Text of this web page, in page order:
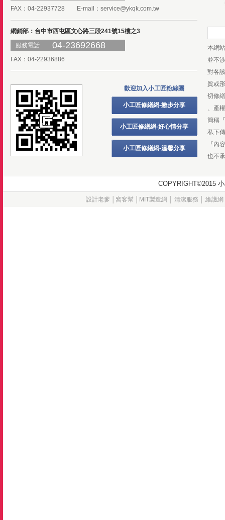
FAX：04-22937728 E-mail： service@ykqk.com.tw
網銷部：台中市西屯區文心路三段241號15樓之3
服務電話
04-23692668
FAX：04-22936886
歡迎加入小工匠粉絲團
小工匠修繕網-撇步分享
小工匠修繕網-好心情分享
小工匠修繕網-溫馨分享
本網
並不
對各
質或
切修
、產
簡稱
私下
『內
也不
設計老爹 窩客幫│ MIT製造網 清潔服務 維護網